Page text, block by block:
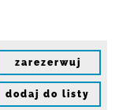
zarezerwuj
dodaj do listy